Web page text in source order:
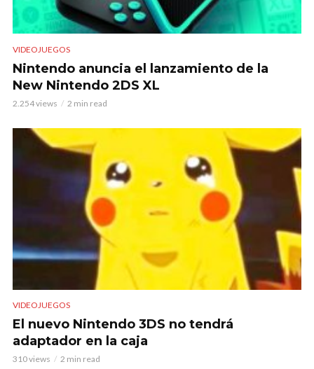
VIDEOJUEGOS
Nintendo anuncia el lanzamiento de la
New Nintendo 2DS XL
2.254 views 2 min read
VIDEOJUEGOS
El nuevo Nintendo 3DS no tendrá
adaptador en la caja
310 views 2 min read